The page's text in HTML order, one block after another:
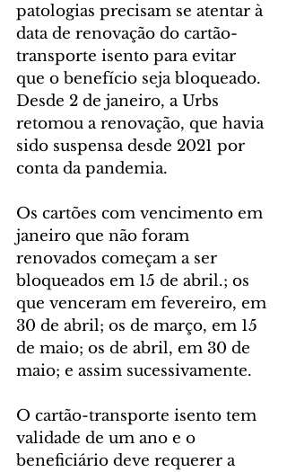
patologias precisam se atentar à
data de renovação do cartão-
transporte isento para evitar
que o benefício seja bloqueado.
Desde 2 de janeiro, a Urbs
retomou a renovação, que havia
sido suspensa desde 2021 por
conta da pandemia.
Os cartões com vencimento em
janeiro que não foram
renovados começam a ser
bloqueados em 15 de abril.; os
que venceram em fevereiro, em
30 de abril; os de março, em 15
de maio; os de abril, em 30 de
maio; e assim sucessivamente.
O cartão-transporte isento tem
validade de um ano e o
beneficiário deve requerer a